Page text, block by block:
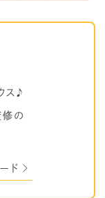
ス♪
修の
ド